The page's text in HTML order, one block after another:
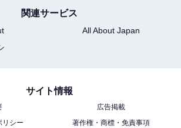
イングリッシュ・ブルドッグ」
関連サービス
All About Japan
サイト情報
広告掲載
リシー
著作権・商標・免責事項